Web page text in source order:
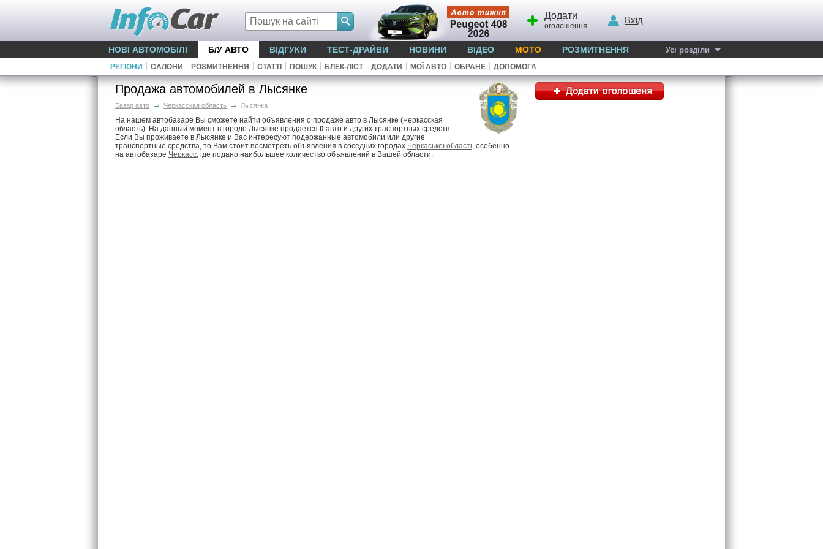
Додати
оголошення
Вхід
НОВІ АВТОМОБІЛІ Б/У АВТО ВІДГУКИ ТЕСТ-ДРАЙВИ НОВИНИ ВІДЕО МОТО РОЗМИТНЕННЯ Усі розділи
РЕГІОНИ САЛОНИ РОЗМИТНЕННЯ СТАТТІ ПОШУК БЛЕК-ЛІСТ ДОДАТИ МОЇ АВТО ОБРАНЕ ДОПОМОГА
Продажа автомобилей в Лысянке
Базар авто → Черкасская область → Лысянка
На нашем автобазаре Вы сможете найти объявления о продаже авто в Лысянке (Черкасская
область). На данный момент в городе Лысянке продается 0 авто и других траспортных средств.
Если Вы проживаете в Лысянке и Вас интересуют подержанные автомобили или другие
транспортные средства, то Вам стоит посмотреть объявления в соседних городах Черкаської області, особенно -
на автобазаре Черкасс, где подано наибольшее количество объявлений в Вашей области.